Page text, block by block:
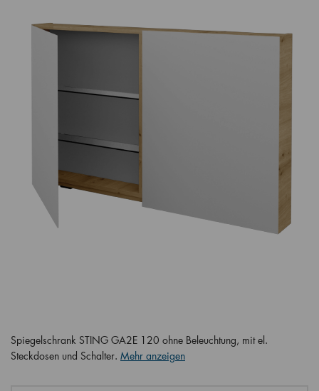
Spiegelschrank STING GA2E 120 ohne Beleuchtung, mit el.
Steckdosen und Schalter. Mehr anzeigen